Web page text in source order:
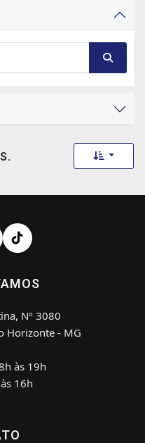
Toggle
Nº 3080
Horizonte - MG
às 19h
16h